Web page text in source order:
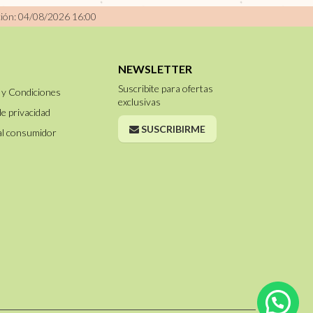
04/08/2026 16:00
Condiciones
privacidad
consumidor
NEWSLETTER
Suscribite para ofertas
exclusivas
SUSCRIBIRME